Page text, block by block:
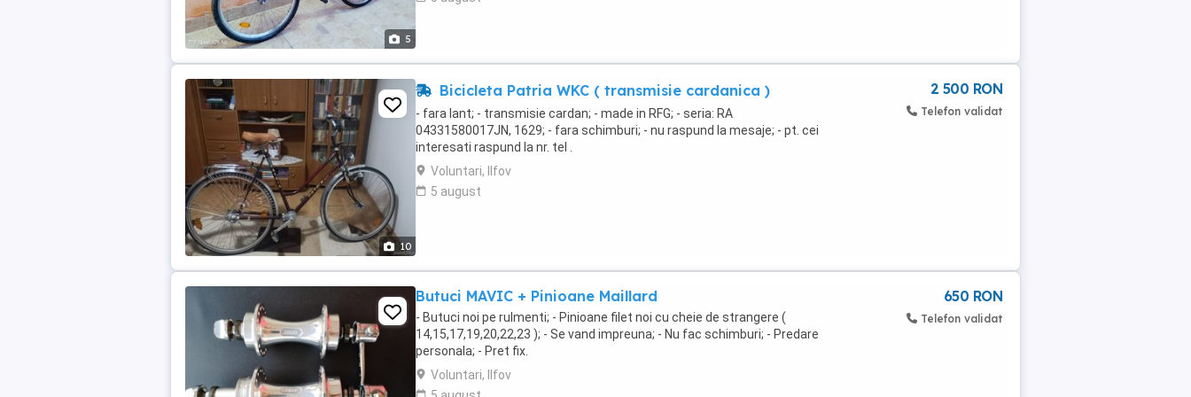
5
10
Bicicleta Patria WKC ( transmisie cardanica )
- fara lant; - transmisie cardan; - made in RFG; - seria: RA
04331580017JN, 1629; - fara schimburi; - nu raspund la mesaje; - pt. cei
interesati raspund la nr. tel .
Voluntari, Ilfov
5 august
2 500 RON
Telefon validat
Butuci MAVIC + Pinioane Maillard
- Butuci noi pe rulmenti; - Pinioane filet noi cu cheie de strangere (
14,15,17,19,20,22,23 ); - Se vand impreuna; - Nu fac schimburi; - Predare
personala; - Pret fix.
Voluntari, Ilfov
650 RON
Telefon validat